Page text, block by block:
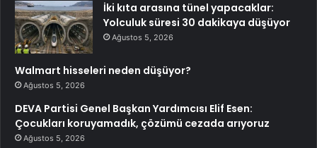
İki kıta arasına tünel yapacaklar:
Yolculuk süresi 30 dakikaya düşüyor
Ağustos 5, 2026
Walmart hisseleri neden düşüyor?
Ağustos 5, 2026
DEVA Partisi Genel Başkan Yardımcısı Elif Esen:
Çocukları koruyamadık, çözümü cezada arıyoruz
Ağustos 5, 2026